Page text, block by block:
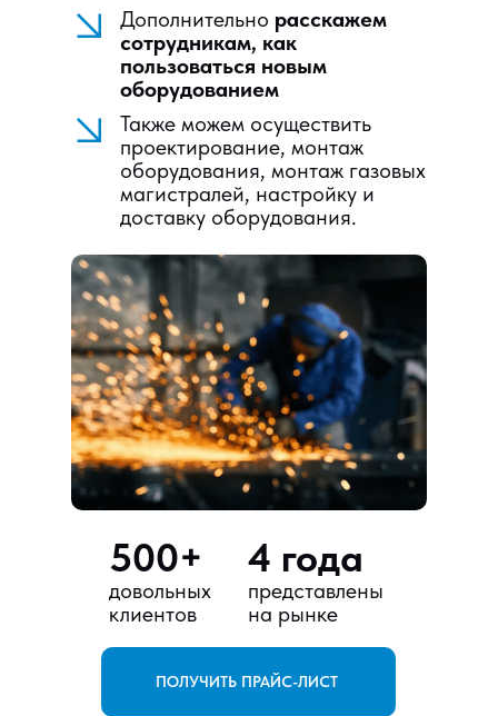
Дополнительно расскажем
сотрудникам, как
пользоваться новым
оборудованием
Также можем осуществить
проектирование, монтаж
оборудования, монтаж газовых
магистралей, настройку и
доставку оборудования.
500+
довольных
клиентов
4 года
представлены
на рынке
ПОЛУЧИТЬ ПРАЙС-ЛИСТ